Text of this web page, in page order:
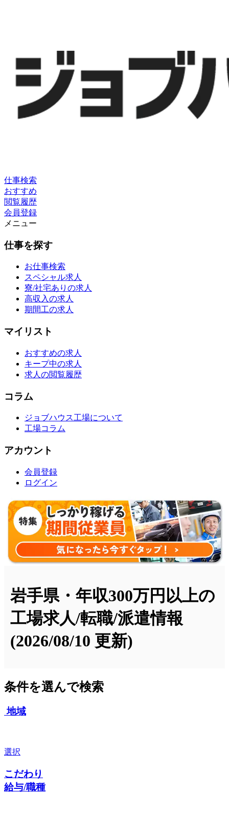
仕事検索
おすすめ
閲覧履歴
会員登録
メニュー
仕事を探す
お仕事検索
スペシャル求人
寮/社宅ありの求人
高収入の求人
期間工の求人
マイリスト
おすすめの求人
キープ中の求人
求人の閲覧履歴
コラム
ジョブハウス工場について
工場コラム
アカウント
会員登録
ログイン
岩手県・年収300万円以上の
工場求人/転職/派遣情報
(2026/08/10 更新)
条件を選んで検索
地域
選択
こだわり
給与/職種